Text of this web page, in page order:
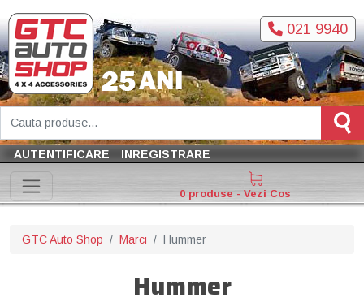
021 9940
AUTENTIFICARE INREGISTRARE
0 produse - Vezi Cos
GTC Auto Shop Marci Hummer
Hummer